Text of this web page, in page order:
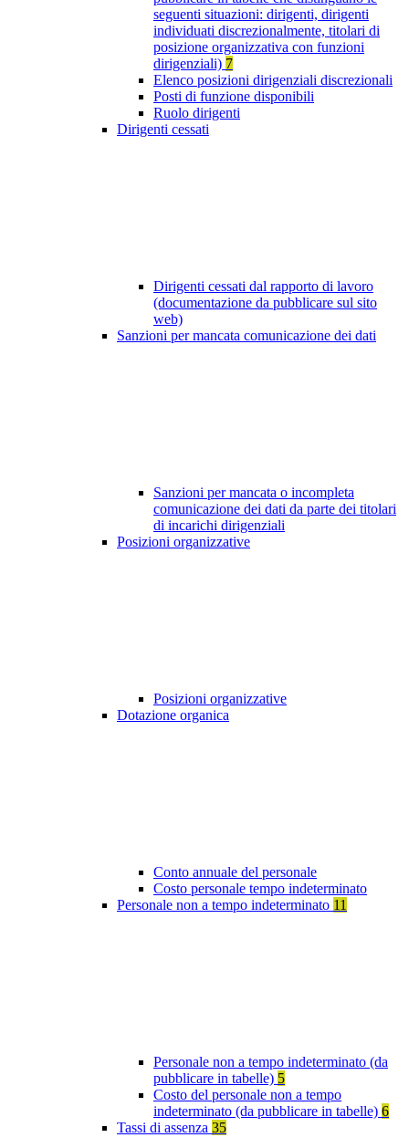
seguenti situazioni: dirigenti, dirigenti
individuati discrezionalmente, titolari di
posizione organizzativa con funzioni
dirigenziali) 7
Elenco posizioni dirigenziali discrezionali
Posti di funzione disponibili
Ruolo dirigenti
Dirigenti cessati
Dirigenti cessati dal rapporto di lavoro
(documentazione da pubblicare sul sito
web)
Sanzioni per mancata comunicazione dei dati
Sanzioni per mancata o incompleta
comunicazione dei dati da parte dei titolari
di incarichi dirigenziali
Posizioni organizzative
Posizioni organizzative
Dotazione organica
Conto annuale del personale
Costo personale tempo indeterminato
Personale non a tempo indeterminato 11
Personale non a tempo indeterminato (da
pubblicare in tabelle) 5
Costo del personale non a tempo
indeterminato (da pubblicare in tabelle) 6
Tassi di assenza 35